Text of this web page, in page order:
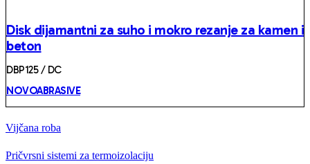
Disk dijamantni za suho i mokro rezanje za kamen i
beton
DBP125 / DC
NOVOABRASIVE
Vijčana roba
Pričvrsni sistemi za termoizolaciju